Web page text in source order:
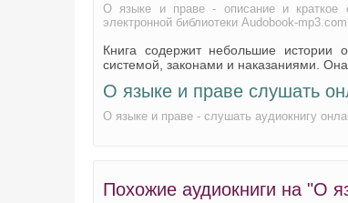
О языке и праве - описание и краткое
электронной библиотеки Audobook-mp3.com
Книга содержит небольшие истории
системой, законами и наказаниями.
О языке и праве слушать
О языке и праве - слушать аудиокнигу
Похожие аудиокниги на "О